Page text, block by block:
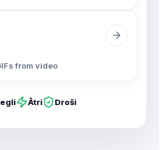
from video
Ātri Droši